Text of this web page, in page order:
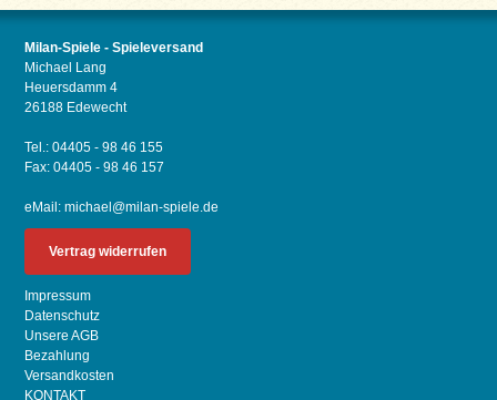
Milan-Spiele - Spieleversand
Michael Lang
Heuersdamm 4
26188 Edewecht
Tel.: 04405 - 98 46 155
Fax: 04405 - 98 46 157
eMail:michael@milan-spiele.de
Vertrag widerrufen
Impressum
Datenschutz
Unsere AGB
Bezahlung
Versandkosten
KONTAKT